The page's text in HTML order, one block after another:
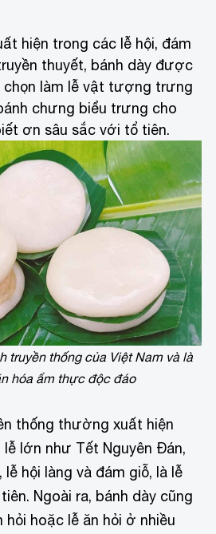
hiện trong các lễ hội, đám
thuyết, bánh dày được
chọn làm lễ vật tượng trưng
chưng biểu trưng cho
ơn sâu sắc với tổ tiên.
truyền thống của Việt Nam và là
hóa ẩm thực độc đáo
thống thường xuất hiện
lớn như Tết Nguyên Đán,
hội làng và đám giỗ, là lễ
Ngoài ra, bánh dày cũng
hoặc lễ ăn hỏi ở nhiều